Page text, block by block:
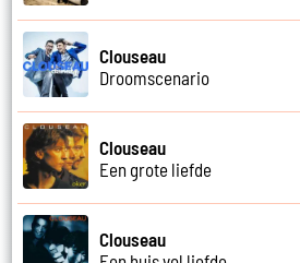
Clouseau
Droomscenario
Clouseau
Een grote liefde
Clouseau